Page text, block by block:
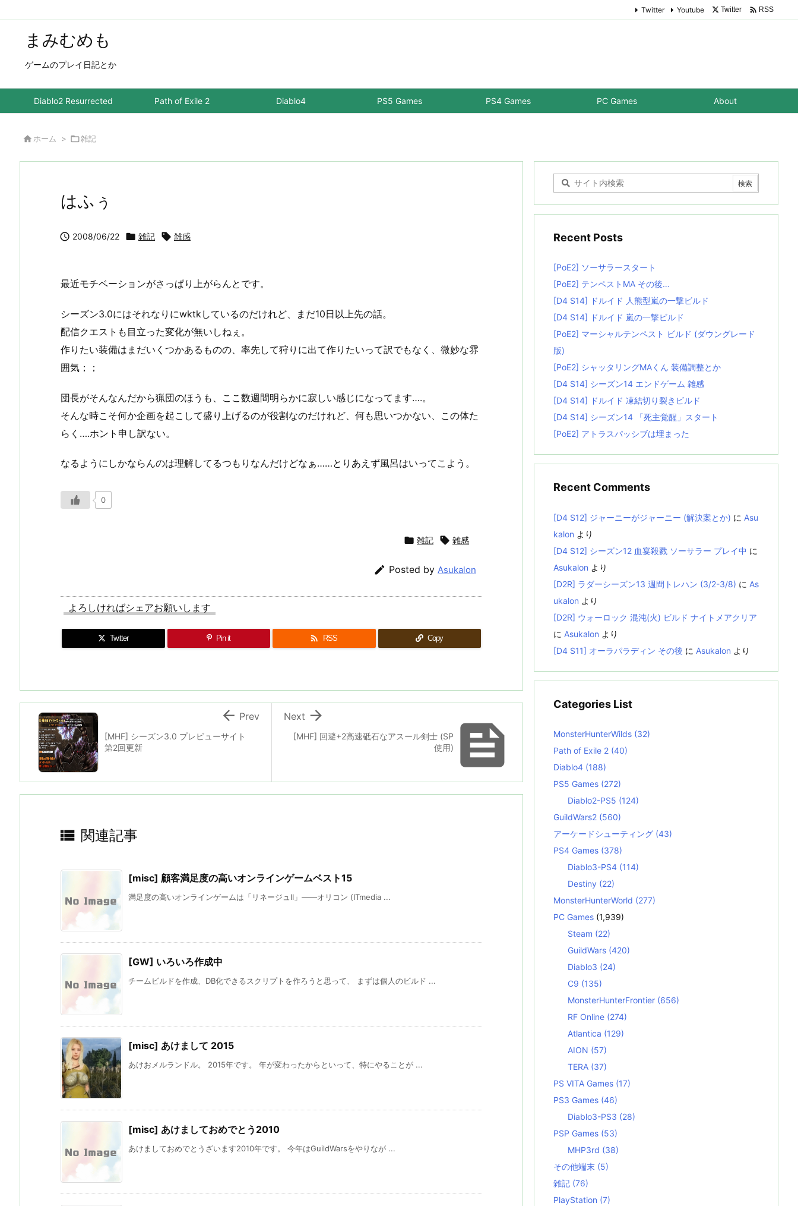
まみむめも
ゲームのプレイ日記とか
Diablo2 Resurrected Path of Exile 2 Diablo4 PS5 Games PS4 Games PC Games About
Twitter Youtube Twitter  RSS
 ホーム > 雑記
はふぅ
 2008/06/22  雑記  雑感
最近モチベーションがさっぱり上がらんとです。
シーズン3.0にはそれなりにwktkしているのだけれど、まだ10日以上先の話。
配信クエストも目立った変化が無いしねぇ。
作りたい装備はまだいくつかあるものの、率先して狩りに出て作りたいって訳でもなく、微妙な雰
囲気；；
団長がそんなんだから猟団のほうも、ここ数週間明らかに寂しい感じになってます….。
そんな時こそ何か企画を起こして盛り上げるのが役割なのだけれど、何も思いつかない、この体た
らく….ホント申し訳ない。
なるようにしかならんのは理解してるつもりなんだけどなぁ……とりあえず風呂はいってこよう。
0
 雑記  雑感
 Posted by Asukalon
よろしければシェアお願いします
Twitter Pin it  RSS Copy

[MHF] 回避+2高速砥石なアスール剣士 (SP
使用)

Next
[MHF] シーズン3.0 プレビューサイト
第2回更新
 Prev
 関連記事
[misc] 顧客満足度の高いオンラインゲームベスト15
満足度の高いオンラインゲームは「リネージュII」――オリコン (ITmedia ...
[GW] いろいろ作成中
チームビルドを作成、DB化できるスクリプトを作ろうと思って、 まずは個人のビルド ...
[misc] あけまして 2015
あけおメルランドル。 2015年です。 年が変わったからといって、特にやることが ...
[misc] あけましておめでとう2010
あけましておめでとうざいます2010年です。 今年はGuildWarsをやりなが ...
Recent Posts
[PoE2] ソーサラースタート
[PoE2] テンペストMA その後…
[D4 S14] ドルイド 人熊型嵐の一撃ビルド
[D4 S14] ドルイド 嵐の一撃ビルド
[PoE2] マーシャルテンペスト ビルド (ダウングレード
版)
[PoE2] シャッタリングMAくん 装備調整とか
[D4 S14] シーズン14 エンドゲーム 雑感
[D4 S14] ドルイド 凍結切り裂きビルド
[D4 S14] シーズン14 「死主覚醒」スタート
[PoE2] アトラスパッシブは埋まった
Recent Comments
[D4 S12] ジャーニーがジャーニー (解決案とか) に Asu
kalon より
[D4 S12] シーズン12 血宴殺戮 ソーサラー プレイ中 に
Asukalon より
[D2R] ラダーシーズン13 週間トレハン (3/2-3/8) に As
ukalon より
[D2R] ウォーロック 混沌(火) ビルド ナイトメアクリア
に Asukalon より
[D4 S11] オーラパラディン その後 に Asukalon より
Categories List
MonsterHunterWilds (32)
Path of Exile 2 (40)
Diablo4 (188)
PS5 Games (272)
Diablo2-PS5 (124)
GuildWars2 (560)
アーケードシューティング (43)
PS4 Games (378)
Diablo3-PS4 (114)
Destiny (22)
MonsterHunterWorld (277)
PC Games (1,939)
Steam (22)
GuildWars (420)
Diablo3 (24)
C9 (135)
MonsterHunterFrontier (656)
RF Online (274)
Atlantica (129)
AION (57)
TERA (37)
PS VITA Games (17)
PS3 Games (46)
Diablo3-PS3 (28)
PSP Games (53)
MHP3rd (38)
その他端末 (5)
雑記 (76)
PlayStation (7)